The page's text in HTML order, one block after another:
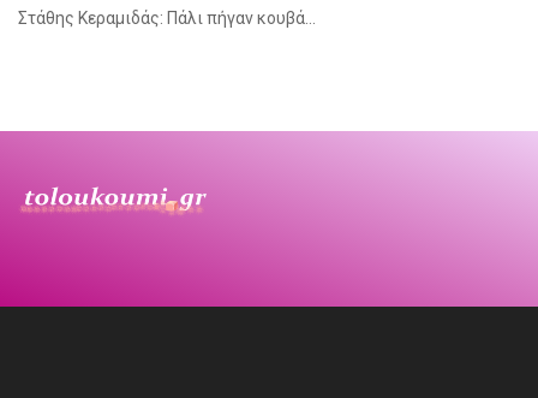
Στάθης Κεραμιδάς: Πάλι πήγαν κουβά…